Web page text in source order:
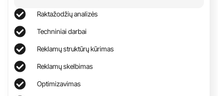
Raktažodžių analizės
Techniniai darbai
Reklamų struktūrų kūrimas
Reklamų skelbimas
Optimizavimas